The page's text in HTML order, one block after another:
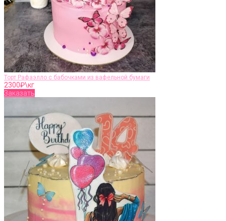
Торт Рафаэлло с бабочками из вафельной бумаги
2300₽\кг
Заказать